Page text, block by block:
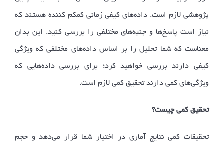
پژوهشی لازم است. داده‌های کیفی زمانی کمکم کننده هستند که
نیاز است پاسخ‌ها و جنبه‌های مختلفی را بررسی کنید. این بدان
معناست که شما تحلیل را بر اساس داده‌های مختلفی که ویژگی
کیفی دارند بررسی خواهید کرد؛ برای بررسی داده‌هایی که
ویژگی‌های کمی دارند تحقیق کمی لازم است.
تحقیق کمی چیست؟
تحقیقات کمی نتایج آماری در اختیار شما قرار می‌دهد و حجم